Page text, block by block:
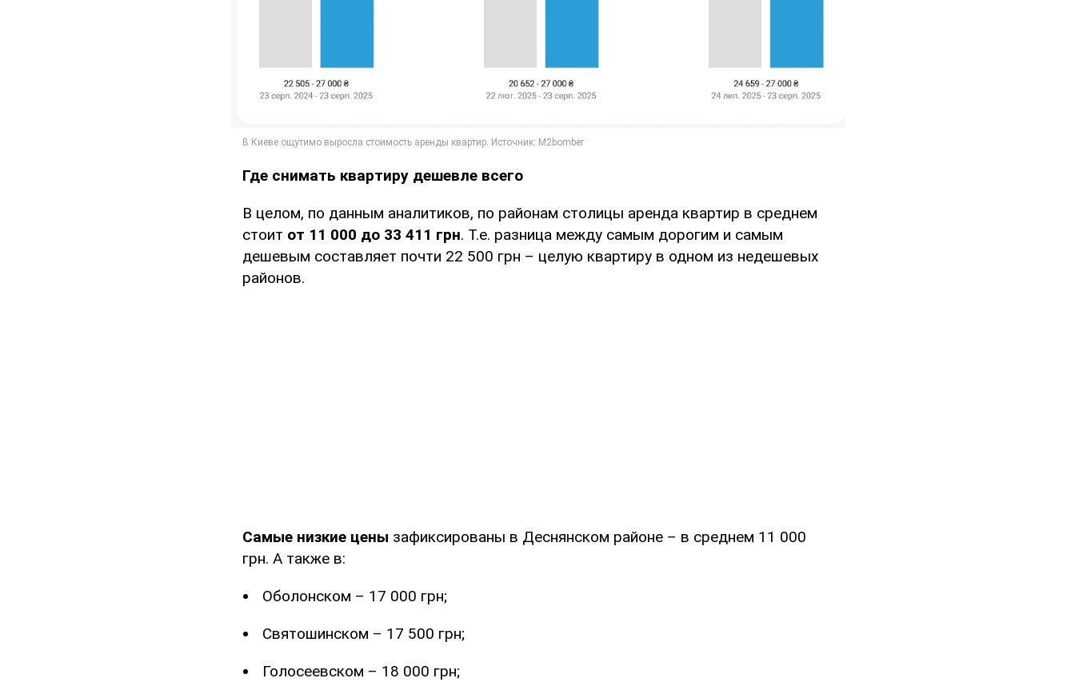
Где снимать квартиру дешевле всего
В целом, по данным аналитиков, по районам столицы аренда квартир в среднем
стоит от 11 000 до 33 411 грн. Т.е. разница между самым дорогим и самым
дешевым составляет почти 22 500 грн – целую квартиру в одном из недешевых
районов.
Самые низкие цены зафиксированы в Деснянском районе – в среднем 11 000
грн. А также в:
Оболонском – 17 000 грн;
Святошинском – 17 500 грн;
Голосеевском – 18 000 грн;